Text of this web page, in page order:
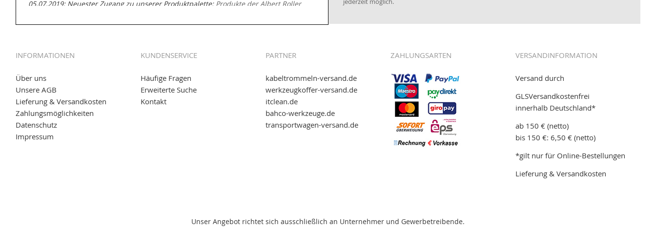
05.07.2019: Neuester Zugang zu unserer Produktpalette: Produkte der Albert Roller
04.11.2018: Überarbeitung der Corporate Identity (CI)
- Zahlung per paydirekt
16.01.2017:
- Visa & MasterCard (inkl. Maestro)
12.01.2017: JETZT NEU- giropay, SOFORT-Überweisung sowie eps (PAYONE)
05.09.2016: NEUE Topseller bei
11.08.2016: Gerade entsteht unser "neuer" Partnershop
INFORMATIONEN
Über uns
Unsere AGB
Lieferung & Versandkosten
Zahlungsmöglichkeiten
Datenschutz
Impressum
KUNDENSERVICE
Häufige Fragen
Erweiterte Suche
Kontakt
PARTNER
kabeltrommeln-versand.de
werkzeugkoffer-versand.de
itclean.de
bahco-werkzeuge.de
transportwagen-versand.de
ZAHLUNGSARTEN VERSANDINFORMATION
Versand durch
GLSVersandkostenfrei
innerhalb Deutschland*
ab 150 € (netto)
bis 150 €: 6,50 € (netto)
*gilt nur für Online-Bestellungen
Lieferung & Versandkosten
Unser Angebot richtet sich ausschließlich an Unternehmer und Gewerbetreibende.